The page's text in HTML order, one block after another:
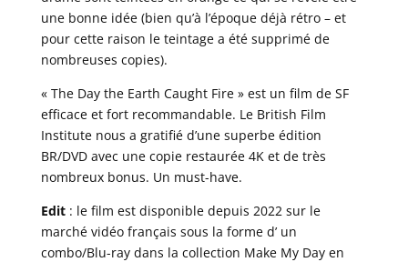
une bonne idée (bien qu’à l’époque déjà rétro – et
pour cette raison le teintage a été supprimé de
nombreuses copies).
« The Day the Earth Caught Fire » est un film de SF
efficace et fort recommandable. Le British Film
Institute nous a gratifié d’une superbe édition
BR/DVD avec une copie restaurée 4K et de très
nombreux bonus. Un must-have.
Edit: le film est disponible depuis 2022 sur le
marché vidéo français sous la forme d’ un
combo/Blu-ray dans la collection Make My Day en